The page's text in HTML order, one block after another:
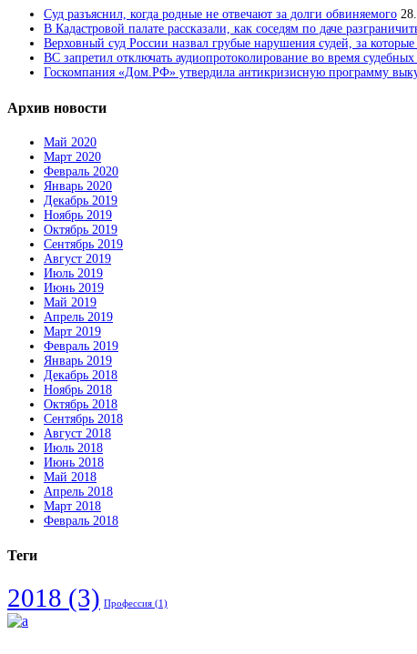
Суд разъяснил, когда родные не отвечают за долги обвиняемого
В Кадастровой палате рассказали, как соседям по даче
Верховный суд России назвал грубые нарушения судей, за которые
ВС запретил отключать аудиопротоколирование во время судебных
Госкомпания «Дом.РФ» утвердила антикризисную программу
Архив новости
Май 2020
Март 2020
Февраль 2020
Январь 2020
Декабрь 2019
Ноябрь 2019
Октябрь 2019
Сентябрь 2019
Август 2019
Июль 2019
Июнь 2019
Май 2019
Апрель 2019
Март 2019
Февраль 2019
Январь 2019
Декабрь 2018
Ноябрь 2018
Октябрь 2018
Сентябрь 2018
Август 2018
Июль 2018
Июнь 2018
Май 2018
Апрель 2018
Март 2018
Февраль 2018
Теги
2018 (3) Профессия (1)